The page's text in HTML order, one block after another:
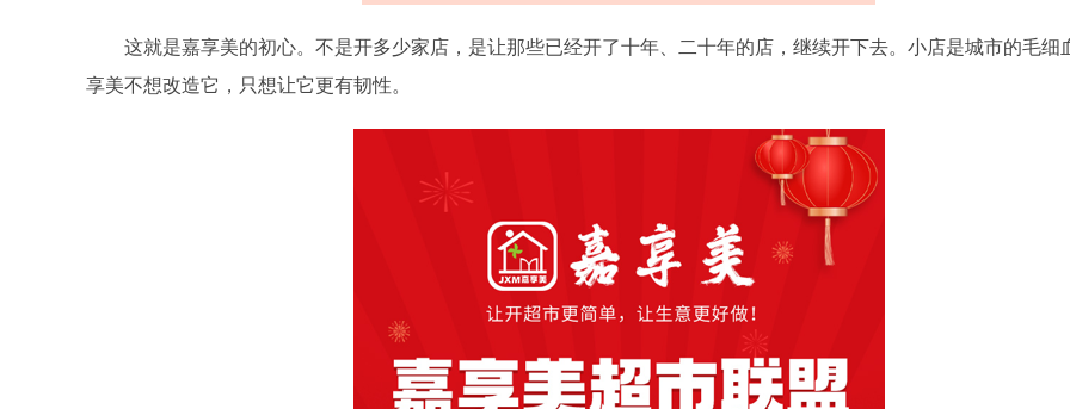
这就是嘉享美的初心。不是开多少家店，是让那些已经开了十年、二十年的店，继续开下去。小店是城市的毛细
享美不想改造它，只想让它更有韧性。